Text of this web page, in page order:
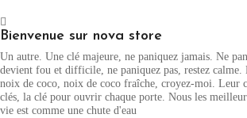
Bienvenue sur nova store
Un autre. Une clé majeure, ne paniquez jamais. Ne
devient fou et difficile, ne paniquez pas, restez calme.
noix de coco, noix de coco fraîche, croyez-moi. Leur
clés, la clé pour ouvrir chaque porte. Nous les
vie est comme une chute d'eau